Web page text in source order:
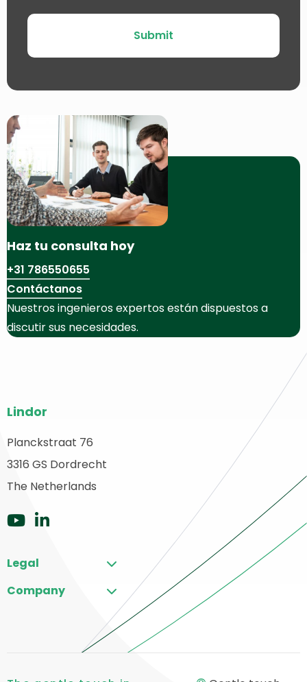
Haz tu consulta hoy
+31 786550655
Contáctanos
Nuestros ingenieros expertos están dispuestos a
discutir sus necesidades.
del
sitio
web
Lindor
Planckstraat 76
3316 GS Dordrecht
The Netherlands
Ir
YouTube
Ir
LinkedIn
Legal
Company